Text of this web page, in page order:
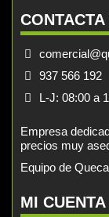
937 566 192
L-J: 08:00 a
Empresa
precios muy
Equipo de
MI CUENTA